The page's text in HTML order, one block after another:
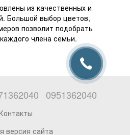
из качественных и
Большой выбор цветов,
позволит подобрать
члена семьи.
0951362040
версия сайта